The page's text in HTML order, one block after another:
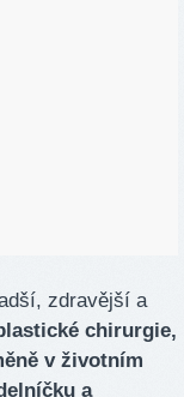
zdravější a
chirurgie,
v životním
a